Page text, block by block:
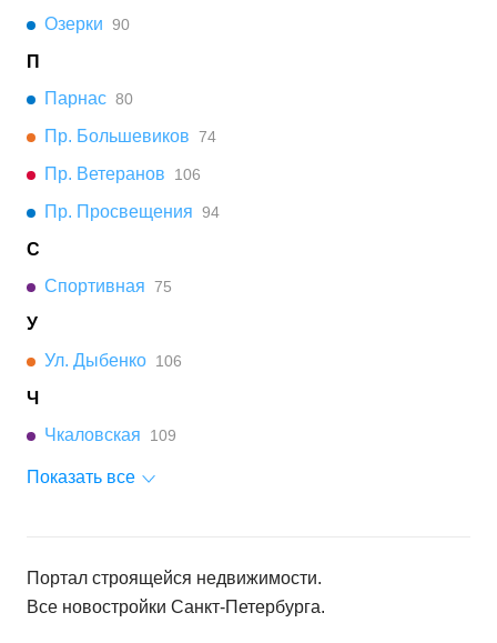
Озерки 90
П
Парнас 80
Пр. Большевиков 74
Пр. Ветеранов 106
Пр. Просвещения 94
С
Спортивная 75
У
Ул. Дыбенко 106
Ч
Чкаловская
109
Показать все
Портал строящейся недвижимости.
Все новостройки Санкт-Петербурга.